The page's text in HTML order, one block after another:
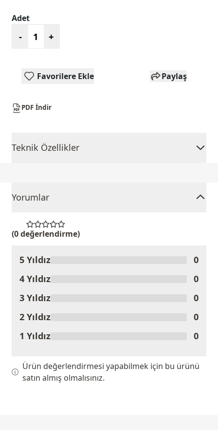
Adet
- +
Favorilere Ekle Paylaş
PDF İndir
Teknik Özellikler
Yorumlar
(0 değerlendirme)
Ürünü Değerlendir
5 Yıldız
0
4 Yıldız
0
3 Yıldız
0
2 Yıldız
0
1 Yıldız
0
Ürün değerlendirmesi yapabilmek için bu ürünü
satın almış olmalısınız.